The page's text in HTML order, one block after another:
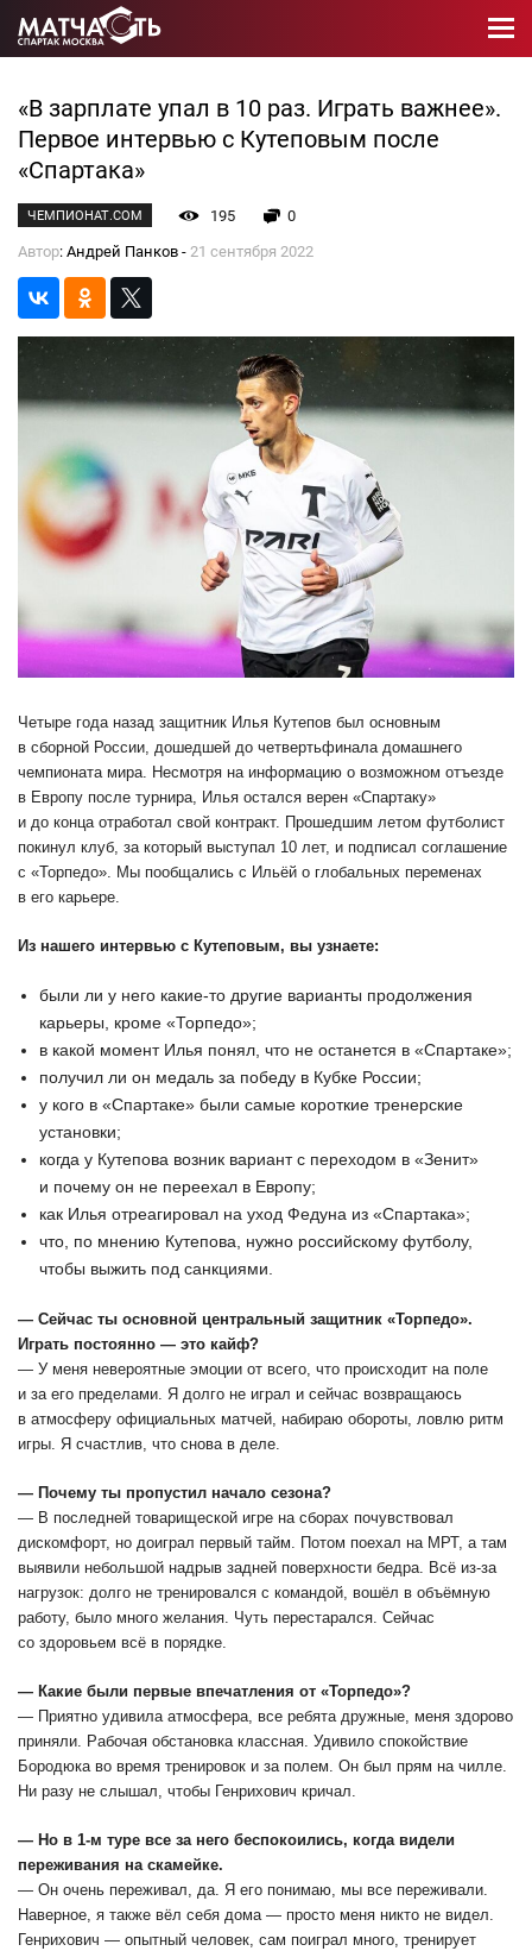
«В зарплате упал в 10 раз. Играть важнее».
Первое интервью с Кутеповым после
«Спартака»
ЧЕМПИОНАТ.COM 195
0
Автор: Андрей Панков - 21 сентября 2022
Четыре года назад защитник Илья Кутепов был основным
в сборной России, дошедшей до четвертьфинала домашнего
чемпионата мира. Несмотря на информацию о возможном отъезде
в Европу после турнира, Илья остался верен «Спартаку»
и до конца отработал свой контракт. Прошедшим летом футболист
покинул клуб, за который выступал 10 лет, и подписал соглашение
с «Торпедо». Мы пообщались с Ильёй о глобальных переменах
в его карьере.
Из нашего интервью с Кутеповым, вы узнаете:
были ли у него какие-то другие варианты продолжения
карьеры, кроме «Торпедо»;
в какой момент Илья понял, что не останется в «Спартаке»;
получил ли он медаль за победу в Кубке России;
у кого в «Спартаке» были самые короткие тренерские
установки;
когда у Кутепова возник вариант с переходом в «Зенит»
и почему он не переехал в Европу;
как Илья отреагировал на уход Федуна из «Спартака»;
что, по мнению Кутепова, нужно российскому футболу,
чтобы выжить под санкциями.
― Сейчас ты основной центральный защитник «Торпедо».
Играть постоянно — это кайф?
― У меня невероятные эмоции от всего, что происходит на поле
и за его пределами. Я долго не играл и сейчас возвращаюсь
в атмосферу официальных матчей, набираю обороты, ловлю ритм
игры. Я счастлив, что снова в деле.
― Почему ты пропустил начало сезона?
― В последней товарищеской игре на сборах почувствовал
дискомфорт, но доиграл первый тайм. Потом поехал на МРТ, а там
выявили небольшой надрыв задней поверхности бедра. Всё из-за
нагрузок: долго не тренировался с командой, вошёл в объёмную
работу, было много желания. Чуть перестарался. Сейчас
со здоровьем всё в порядке.
― Какие были первые впечатления от «Торпедо»?
― Приятно удивила атмосфера, все ребята дружные, меня здорово
приняли. Рабочая обстановка классная. Удивило спокойствие
Бородюка во время тренировок и за полем. Он был прям на чилле.
Ни разу не слышал, чтобы Генрихович кричал.
― Но в 1-м туре все за него беспокоились, когда видели
переживания на скамейке.
― Он очень переживал, да. Я его понимаю, мы все переживали.
Наверное, я также вёл себя дома — просто меня никто не видел.
Генрихович ― опытный человек, сам поиграл много, тренирует